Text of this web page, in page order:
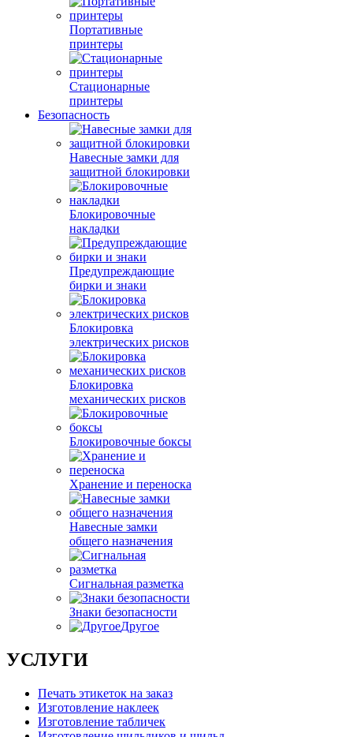
Портативные
принтеры
Стационарные
принтеры
Безопасность
Навесные замки для
защитной блокировки
Блокировочные
накладки
Предупреждающие
бирки и знаки
Блокировка
электрических рисков
Блокировка
механических рисков
Блокировочные боксы
Хранение и переноска
Навесные замки
общего назначения
Сигнальная разметка
Знаки безопасности
Другое
УСЛУГИ
Печать этикеток на заказ
Изготовление наклеек
Изготовление табличек